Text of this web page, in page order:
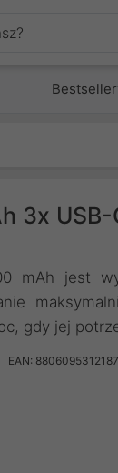
3x
jest
gdy jej
EAN: 8806095312187